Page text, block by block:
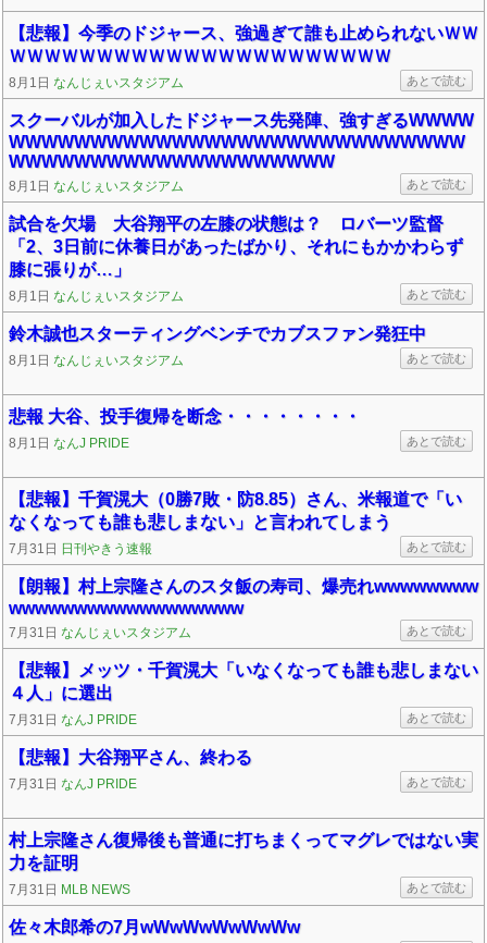
【悲報】今季のドジャース、強過ぎて誰も止められないＷＷ
ＷＷＷＷＷＷＷＷＷＷＷＷＷＷＷＷＷＷＷＷＷＷ
8月1日 なんじぇいスタジアム あとで読む
スクーバルが加入したドジャース先発陣、強すぎるWWWW
WWWWWWWWWWWWWWWWWWWWWWWWWWWW
WWWWWWWWWWWWWWWWWWWW
8月1日 なんじぇいスタジアム あとで読む
試合を欠場 大谷翔平の左膝の状態は？ ロバーツ監督
「2、3日前に休養日があったばかり、それにもかかわらず
膝に張りが…」
8月1日 なんじぇいスタジアム あとで読む
鈴木誠也スターティングベンチでカブスファン発狂中
8月1日 なんじぇいスタジアム あとで読む
悲報 大谷、投手復帰を断念・・・・・・・・
8月1日 なんJ PRIDE あとで読む
【悲報】千賀滉大（0勝7敗・防8.85）さん、米報道で「い
なくなっても誰も悲しまない」と言われてしまう
7月31日 日刊やきう速報 あとで読む
【朗報】村上宗隆さんのスタ飯の寿司、爆売れwwwwwwww
wwwwwwwwwwwwwwwwww
7月31日 なんじぇいスタジアム あとで読む
【悲報】メッツ・千賀滉大「いなくなっても誰も悲しまない
４人」に選出
7月31日 なんJ PRIDE あとで読む
【悲報】大谷翔平さん、終わる
7月31日 なんJ PRIDE あとで読む
村上宗隆さん復帰後も普通に打ちまくってマグレではない実
力を証明
7月31日 MLB NEWS あとで読む
佐々木郎希の7月wWwWwWwWwWw